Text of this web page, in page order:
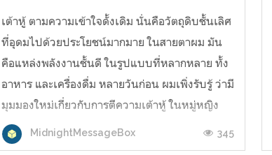
เต้าหู้ ตามความเข้าใจดั้งเดิม นั่นคือวัตถุดิบชั้นเลิศ
ที่อุดมไปด้วยประโยชน์มากมาย ในสายตาผม มัน
คือแหล่งพลังงานชั้นดี ในรูปแบบที่หลากหลาย ทั้ง
อาหาร และเครื่องดื่ม หลายวันก่อน ผมเพิ่งรับรู้ ว่ามี
มุมมองใหม่เกี่ยวกับการตีความเต้าหู้ ในหมู่หญิง
สาว เป็นการตีความอีกรูปแบบหนึ่ง ว่าด้วย
คุณลักษณะ รูปร่างหน้...
MidnightMessageBox 345